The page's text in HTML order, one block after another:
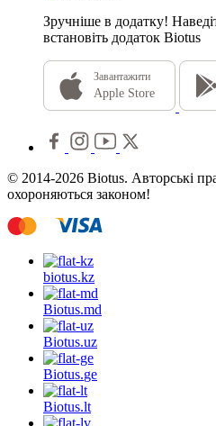
Зручніше в додатку!
встановіть додаток Biotus
Завантажити
Apple Store
© 2014-2026 Biotus. Авторські
охороняються законом!
biotus.kz
Biotus.md
Biotus.uz
Biotus.ge
Biotus.lt